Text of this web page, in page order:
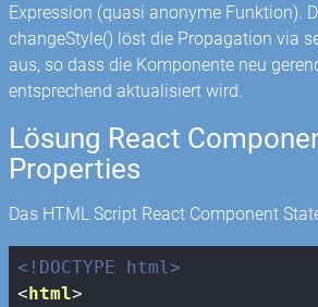
Expression (quasi anonyme Funktion).
changeStyle() löst die Propagation via
aus, so dass die Komponente neu
entsprechend aktualisiert wird.
Lösung React
Properties
Das HTML Script React Component
<!DOCTYPE html>
<html>